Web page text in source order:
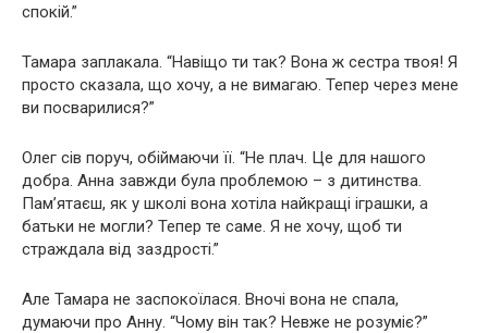
спокій.”
Тамара заплакала. “Навіщо ти так? Вона ж сестра твоя! Я
просто сказала, що хочу, а не вимагаю. Тепер через мене
ви посварилися?”
Олег сів поруч, обіймаючи її. “Не плач. Це для нашого
добра. Анна завжди була проблемою – з дитинства.
Пам’ятаєш, як у школі вона хотіла найкращі іграшки, а
батьки не могли? Тепер те саме. Я не хочу, щоб ти
страждала від заздрості.”
Але Тамара не заспокоїлася. Вночі вона не спала,
думаючи про Анну. “Чому він так? Невже не розуміє?”